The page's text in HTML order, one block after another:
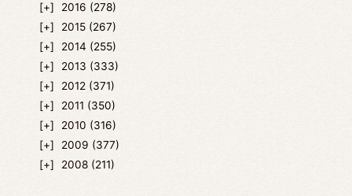
2016 (278)
2015 (267)
2014 (255)
2013 (333)
2012 (371)
2011 (350)
2010 (316)
2009 (377)
2008 (211)